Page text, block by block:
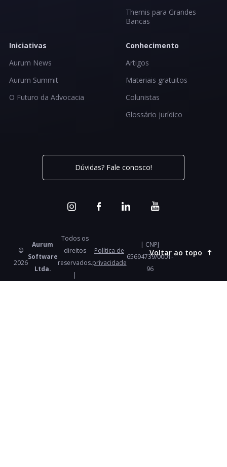
Themis para Grandes
Bancas
Iniciativas
Aurum News
Aurum Summit
O Futuro da Advocacia
Conhecimento
Artigos
Materiais gratuitos
Colunistas
Glossário jurídico
Dúvidas? Fale conosco!
©
2026
Aurum
Software
Ltda.
Todos os
direitos
reservados.
|
Política de
privacidade
| CNPJ
65694739/0001-
96
Voltar ao topo